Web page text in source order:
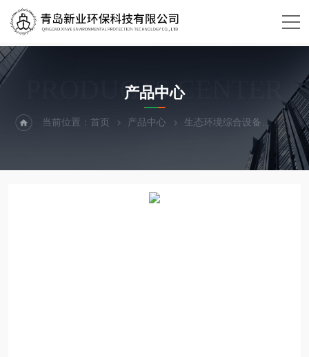
PRODUCTS CENTER
产品中心
当前位置：首页 产品中心 生态环境综合设备 土壤